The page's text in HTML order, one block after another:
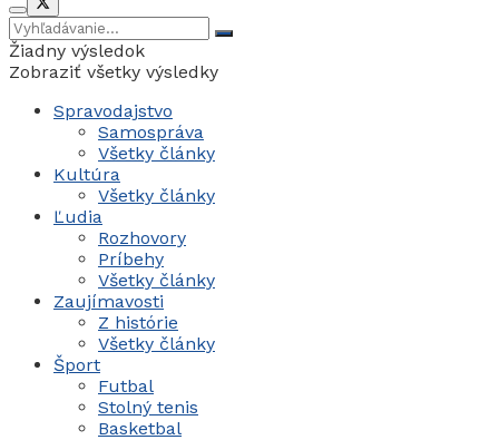
Žiadny výsledok
Zobraziť všetky výsledky
Spravodajstvo
Samospráva
Všetky články
Kultúra
Všetky články
Ľudia
Rozhovory
Príbehy
Všetky články
Zaujímavosti
Z histórie
Všetky články
Šport
Futbal
Stolný tenis
Basketbal